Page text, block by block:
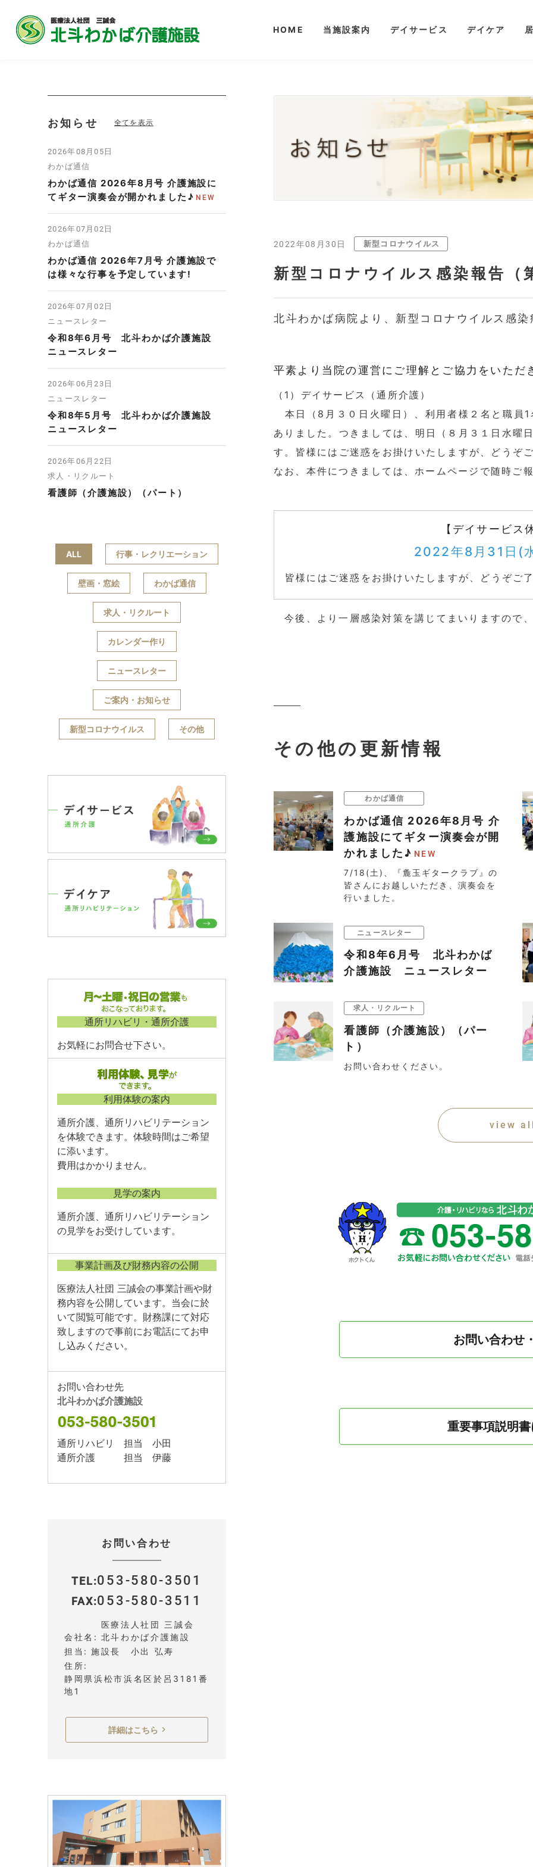
HOME 当施設案内 デイサービス デイケア
2022年08月30日 新型コロナウイルス
新型コロナウイルス感染報告（
北斗わかば病院より、新型コロナウイルス感
平素より当院の運営にご理解とご協力をいただ
（1）デイサービス（通所介護）
本日（8月３０日火曜日）、利用者様２名と職員
ありました。つきましては、明日（８月３１日水曜
す。皆様にはご迷惑をお掛けいたしますが、どうぞ
なお、本件につきましては、ホームページで随時ご
【 デイサービス
2022年8月31日(
皆様にはご迷惑をお掛けいたしますが、どうぞご
今後、より一層感染対策を講じてまいりますので
その他の更新情報
わかば通信
わかば通信 2026年8月号 介
護施設にてギター演奏会が開
かれました♪
7/18(土)、『麁玉ギタークラブ』の
皆さんにお越しいただき、演奏会を
行いました。
ニュースレター
令和8年6月号 北斗わかば
介護施設 ニュースレター
求人・リクルート
看護師（介護施設）（パー
ト）
お問い合わせください。
view
お問い合わせ
重要事項説明
お知らせ 全てを表示
2026年08月05日
わかば通信
わかば通信 2026年8月号 介護施設に
てギター演奏会が開かれました♪
2026年07月02日
わかば通信
わかば通信 2026年7月号 介護施設で
は様々な行事を予定しています!
2026年07月02日
ニュースレター
令和8年6月号 北斗わかば介護施設
ニュースレター
2026年06月23日
ニュースレター
令和8年5月号 北斗わかば介護施設
ニュースレター
2026年06月22日
求人・リクルート
看護師（介護施設）（パート）
ALL 行事・レクリエーション
壁画・窓絵 わかば通信
求人・リクルート
カレンダー作り
ニュースレター
ご案内・お知らせ
新型コロナウイルス その他
通所リハビリ・通所介護
お気軽にお問合せ下さい。
利用体験の案内
通所介護、通所リハビリテーション
を体験できます。体験時間はご希望
に添います。
費用はかかりません。
見学の案内
通所介護、通所リハビリテーション
の見学をお受けしています。
事業計画及び財務内容の公開
医療法人社団 三誠会の事業計画や財
務内容を公開しています。当会に於
いて閲覧可能です。財務課にて対応
致しますので事前にお電話にてお申
し込みください。
お問い合わせ先
北斗わかば介護施設
通所リハビリ 担当 小田
通所介護 担当 伊藤
お問い合わせ
TEL 053-580-3501
FAX 053-580-3511
会社名
医療法人社団 三誠会
北斗わかば介護施設
担当
施設長 小出 弘寿
住所
静岡県浜松市浜名区於呂3181番
地1
詳細はこちら